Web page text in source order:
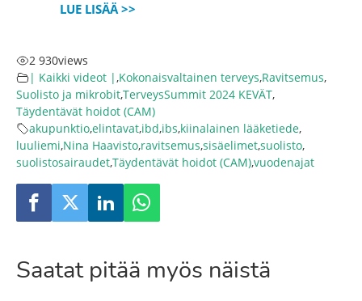
LUE LISÄÄ >>
2 930views
| Kaikki videot |,Kokonaisvaltainen terveys,Ravitsemus,
Suolisto ja mikrobit,TerveysSummit 2024 KEVÄT,
Täydentävät hoidot (CAM)
akupunktio,elintavat,ibd,ibs,kiinalainen lääketiede,
luuliemi,Nina Haavisto,ravitsemus,sisäelimet,suolisto,
suolistosairaudet,Täydentävät hoidot (CAM),vuodenajat
Saatat pitää myös näistä